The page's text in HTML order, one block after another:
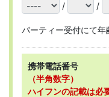
/ /
パーティー受付にて年
携帯電話番号
（半角数字）
ハイフンの記載は必